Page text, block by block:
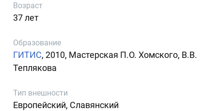
Возраст
37 лет
Образование
ГИТИС, 2010, Мастерская П.О. Хомского, В.В.
Теплякова
Тип внешности
Европейский, Славянский